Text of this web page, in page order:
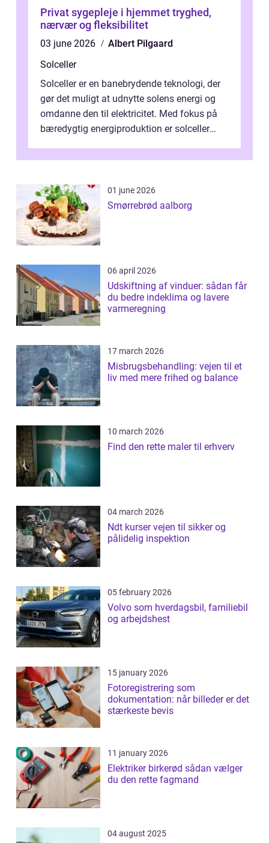
Privat sygepleje i hjemmet tryghed,
nærvær og fleksibilitet
03 june 2026
Albert Pilgaard
Solceller
Solceller er en banebrydende teknologi, der
gør det muligt at udnytte solens energi og
omdanne den til elektricitet. Med fokus på
bæredygtig energiproduktion er solceller
01 june 2026
Smørrebrød aalborg
06 april 2026
Udskiftning af vinduer: sådan får
du bedre indeklima og lavere
varmeregning
17 march 2026
Misbrugsbehandling: vejen til et
liv med mere frihed og balance
10 march 2026
Find den rette maler til erhverv
04 march 2026
Ndt kurser vejen til sikker og
pålidelig inspektion
05 february 2026
Volvo som hverdagsbil, familiebil
og arbejdshest
15 january 2026
Fotoregistrering som
dokumentation: når billeder er det
stærkeste bevis
11 january 2026
Elektriker birkerød sådan vælger
du den rette fagmand
04 august 2025